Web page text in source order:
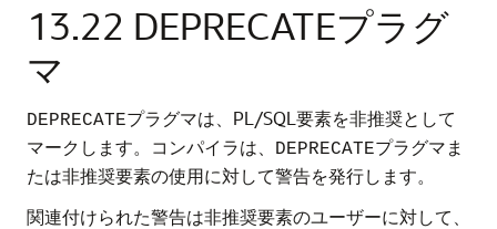
13.22 DEPRECATEプラグ
マ
DEPRECATEプラグマは、PL/SQL要素を非推奨として
マークします。コンパイラは、
DEPRECATEプラグマま
たは非推奨要素の使用に対して警告を発行します。
関連付けられた警告は非推奨要素のユーザーに対して、